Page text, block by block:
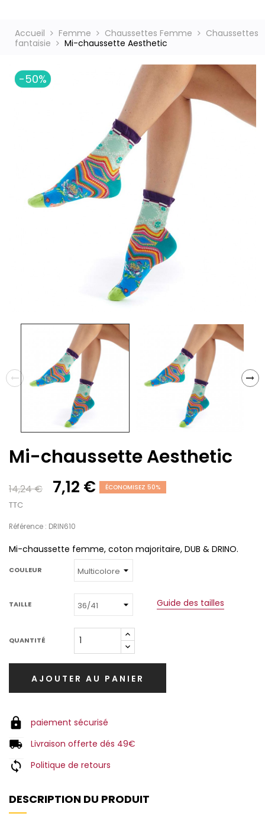
Accueil Femme Chaussettes Femme
Chaussettes
fantaisie
Mi-chaussette Aesthetic
-50%
Mi-chaussette Aesthetic
14,24 € 7,12 € ÉCONOMISEZ 50%
TTC
Référence : DRIN610
Mi-chaussette femme, coton majoritaire, DUB & DRINO.
COULEUR
TAILLE Guide des tailles
QUANTITÉ
AJOUTER AU PANIER
paiement sécurisé
Livraison offerte dés 49€
Politique de retours
DESCRIPTION DU PRODUIT